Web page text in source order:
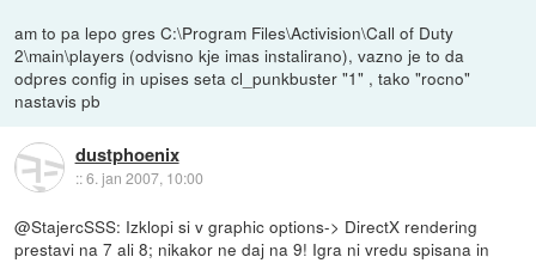
am to pa lepo gres C:\Program Files\Activision\Call of Duty
2\main\players (odvisno kje imas instalirano), vazno je to da
odpres config in upises seta cl_punkbuster "1" , tako "rocno"
nastavis pb
dustphoenix
::6. jan 2007, 10:00
@StajercSSS: Izklopi si v graphic options-> DirectX rendering
prestavi na 7 ali 8; nikakor ne daj na 9! Igra ni vredu spisana in